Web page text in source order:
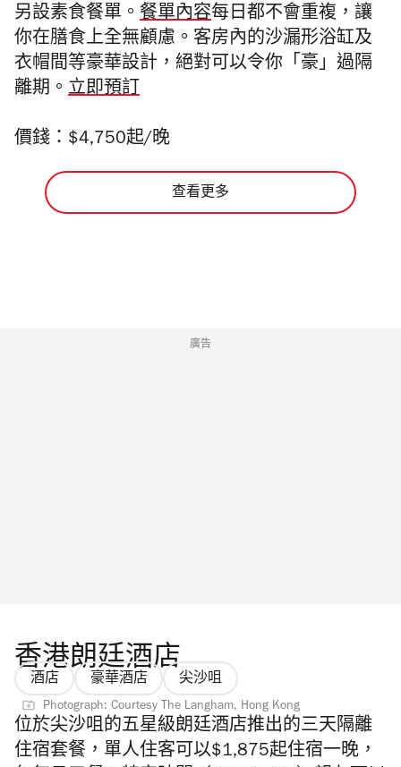
另設素食餐單。 餐單內容每日都不會重複，讓
你在膳食上全無顧慮。客房內的沙漏形浴缸及
衣帽間等豪華設計，絕對可以令你「豪」過隔
離期。 立即預訂
價錢：$4,750起/晚
查看更多
廣告
香港朗廷酒店
酒店 豪華酒店 尖沙咀
Photograph: Courtesy The Langham, Hong Kong
位於尖沙咀的五星級朗廷酒店推出的三天隔離
住宿套餐，單人住客可以$1,875起住宿一晚，